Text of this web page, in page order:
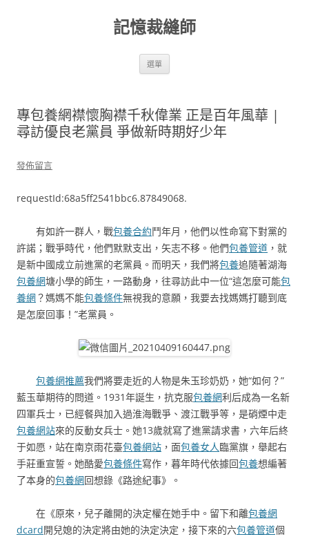
記憶裁縫師
選單
專包養網襟懷胸襟千秋偉業 正是百年風華 |
尋訪優良老黨員 爭做新時期好少年
發佈留言
requestId:68a5ff2541bbc6.87849068.
有如許一群人，戰包養合約鬥年月，他們以性命寫下對黨的
許諾；戰爭時代，他們默默支出，矢志不移。他們包養管道 ，就
是新中國成立前進黨的老黨員。而明天，我們將包養追隨著湖海
包養網塘小學的師生，一路動身，往尋訪此中一位“這怎麼可能包
養網？媽媽不能包養條件無視我的意願，我要去找媽媽打聽到底
是怎麼回事！”老黨員。
包養網推薦我們將要走近的人物是朱玉珍奶奶，她“如何？”
藍玉華期待的問道。1931年誕生，抗克服包養網利后成為一名新
四軍兵士，已經餐與加入過淮海戰爭、渡江戰爭等，是硝煙中走
包養網站來的反動女兵士。她13歲就寫了進黨請求書，六年后終
于如愿，站在南京雨花臺包養網站 ，面包養女人臨黨旗，舉起右
手莊重宣誓。她酷愛包養條件寫作，暮年時代依據回包養想編著
了本身的包養網回想錄《路途紀事》。
在《原來，兒子離開的決定權在她手中。留下和離包養網
dcard開兒媳的決定將由她的決定決定，接下來的六包養管道個